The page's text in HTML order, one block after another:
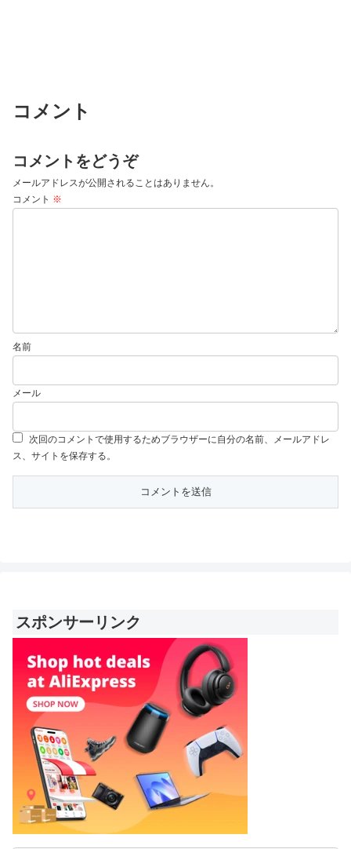
コメント
コメントをどうぞ
メールアドレスが公開されることはありません。
コメント ※
名前
メール
次回のコメントで使用するためブラウザーに自分の名前、メールアドレ
ス、サイトを保存する。
スポンサーリンク